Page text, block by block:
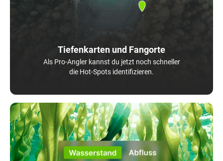
Tiefenkarten und Fangorte
Als Pro-Angler kannst du jetzt noch schneller
die Hot-Spots identifizieren.